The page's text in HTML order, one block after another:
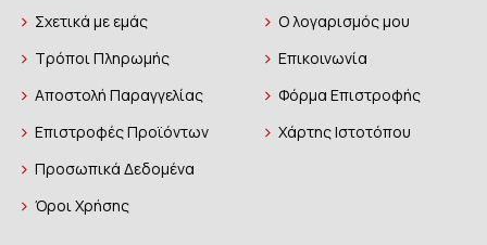
Σχετικά με εμάς
Τρόποι Πληρωμής
Αποστολή Παραγγελίας
Επιστροφές Προϊόντων
Προσωπικά Δεδομένα
Όροι Χρήσης
Ο λογαρισμός μου
Επικοινωνία
Φόρμα Επιστροφής
Χάρτης Ιστοτόπου